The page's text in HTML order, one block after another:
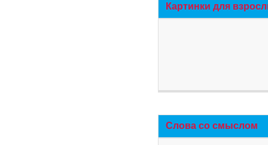
Картинки для
Слова со смыслом